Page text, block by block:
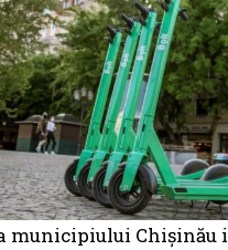
municipiului Chișinău